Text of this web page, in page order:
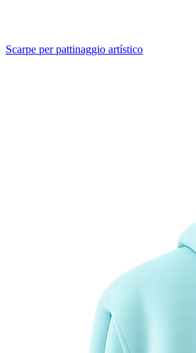
Scarpe per pattinaggio artístico